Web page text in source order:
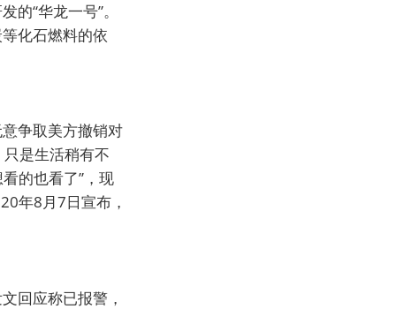
“华龙一号”。
化石燃料的依
争取美方撤销对
是生活稍有不
的也看了”，现
年8月7日宣布，
回应称已报警，